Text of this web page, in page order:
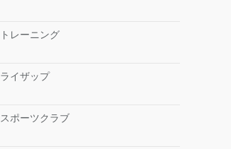
トレーニング
ライザップ
スポーツクラブ